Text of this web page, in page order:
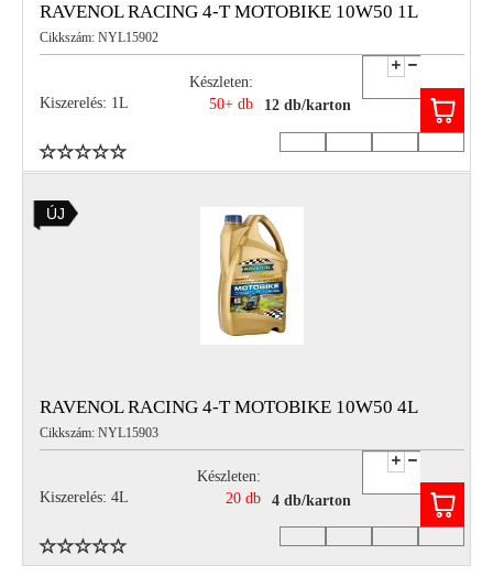
RAVENOL RACING 4-T MOTOBIKE 10W50 1L
Cikkszám: NYL15902
Kiszerelés: 1L
Készleten:
50+ db
12 db/karton
ÚJ
RAVENOL RACING 4-T MOTOBIKE 10W50 4L
Cikkszám: NYL15903
Kiszerelés: 4L
Készleten:
20 db
4 db/karton